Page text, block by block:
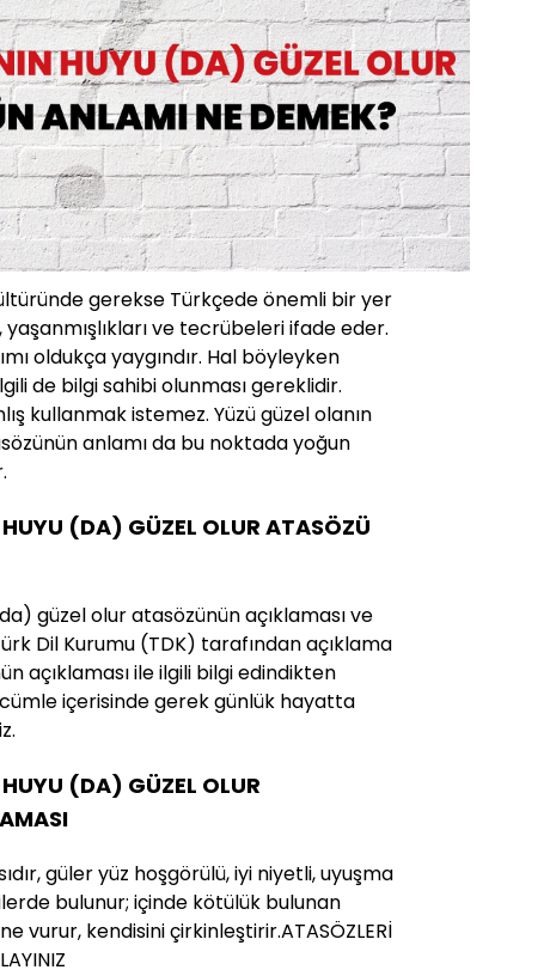
gerekse Türkçede önemli bir yer
ve tecrübeleri ifade eder.
oldukça yaygındır. Hal böyleyken
de bilgi sahibi olunması gereklidir.
kullanmak istemez. Yüzü güzel olanın
anlamı da bu noktada yoğun
(DA) GÜZEL OLUR ATASÖZÜ
güzel olur atasözünün açıklaması ve
Dil Kurumu (TDK) tarafından açıklama
açıklaması ile ilgili bilgi edindikten
içerisinde gerek günlük hayatta
(DA) GÜZEL OLUR
güler yüz hoşgörülü, iyi niyetli, uyuşma
bulunur; içinde kötülük bulunan
vurur, kendisini çirkinleştirir.ATASÖZLERİ